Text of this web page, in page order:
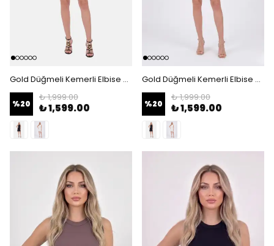
Gold Düğmeli Kemerli Elbise - Kolsuz Kapaklı Cep Detaylı Şık Elbise - Siyah
%20
₺ 1,999.00
₺ 1,599.00
Gold Düğmeli Kemerli Elbise - Kolsuz Kapaklı Cep Detaylı Şık Elbise - Beyaz
%20
₺ 1,999.00
₺ 1,599.00